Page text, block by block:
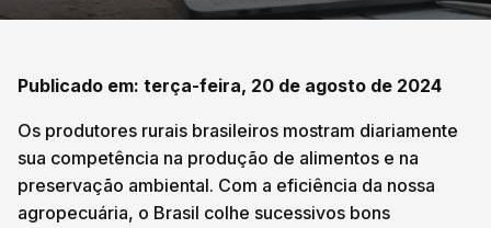
Publicado em: terça-feira, 20 de agosto de 2024
Os produtores rurais brasileiros mostram diariamente
sua competência na produção de alimentos e na
preservação ambiental. Com a eficiência da nossa
agropecuária, o Brasil colhe sucessivos bons